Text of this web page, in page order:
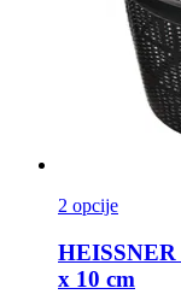
2 opcije
HEISSNER
x 10 cm